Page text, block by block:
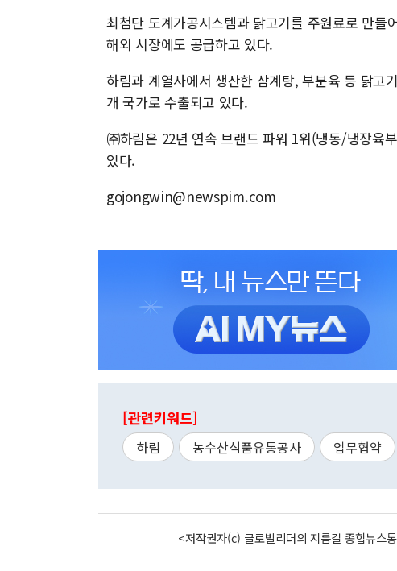
최첨단 도계가공시스템과 닭고기를 주원료로 만들
해외 시장에도 공급하고 있다.
하림과 계열사에서 생산한 삼계탕, 부분육 등 닭고
개 국가로 수출되고 있다.
㈜하림은 22년 연속 브랜드 파워 1위(냉동/냉장육
있다.
gojongwin@newspim.com
[관련키워드]
하림 농수산식품유통공사 업무협약
<저작권자(c) 글로벌리더의 지름길 종합뉴